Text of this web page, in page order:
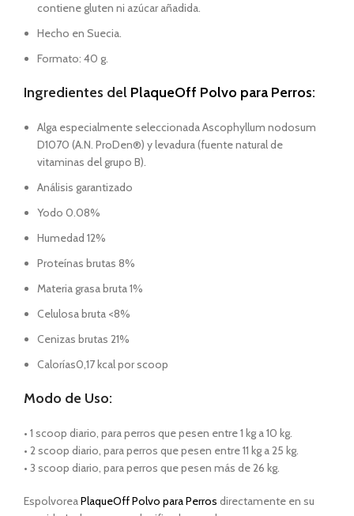
contiene gluten ni azúcar añadida.
Hecho en Suecia.
Formato: 40 g.
Ingredientes del PlaqueOff Polvo para Perros:
Alga especialmente seleccionada Ascophyllum nodosum
D1070 (A.N. ProDen®) y levadura (fuente natural de
vitaminas del grupo B).
Análisis garantizado
Yodo 0.08%
Humedad 12%
Proteínas brutas 8%
Materia grasa bruta 1%
Celulosa bruta <8%
Cenizas brutas 21%
Calorías0,17 kcal por scoop
Modo de Uso:
• 1 scoop diario, para perros que pesen entre 1 kg a 10 kg.
• 2 scoop diario, para perros que pesen entre 11 kg a 25 kg.
• 3 scoop diario, para perros que pesen más de 26 kg.
EspolvoreaPlaqueOff Polvo para Perros directamente en su